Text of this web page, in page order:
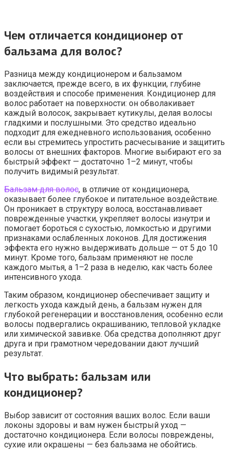
Чем отличается кондиционер от
бальзама для волос?
Разница между кондиционером и бальзамом
заключается, прежде всего, в их функции, глубине
воздействия и способе применения. Кондиционер для
волос работает на поверхности: он обволакивает
каждый волосок, закрывает кутикулы, делая волосы
гладкими и послушными. Это средство идеально
подходит для ежедневного использования, особенно
если вы стремитесь упростить расчесывание и защитить
волосы от внешних факторов. Многие выбирают его за
быстрый эффект — достаточно 1–2 минут, чтобы
получить видимый результат.
Бальзам для волос, в отличие от кондиционера,
оказывает более глубокое и питательное воздействие.
Он проникает в структуру волоса, восстанавливает
поврежденные участки, укрепляет волосы изнутри и
помогает бороться с сухостью, ломкостью и другими
признаками ослабленных локонов. Для достижения
эффекта его нужно выдерживать дольше — от 5 до 10
минут. Кроме того, бальзам применяют не после
каждого мытья, а 1–2 раза в неделю, как часть более
интенсивного ухода.
Таким образом, кондиционер обеспечивает защиту и
легкость ухода каждый день, а бальзам нужен для
глубокой регенерации и восстановления, особенно если
волосы подвергались окрашиванию, тепловой укладке
или химической завивке. Оба средства дополняют друг
друга и при грамотном чередовании дают лучший
результат.
Что выбрать: бальзам или
кондиционер?
Выбор зависит от состояния ваших волос. Если ваши
локоны здоровы и вам нужен быстрый уход —
достаточно кондиционера. Если волосы повреждены,
сухие или окрашены — без бальзама не обойтись.